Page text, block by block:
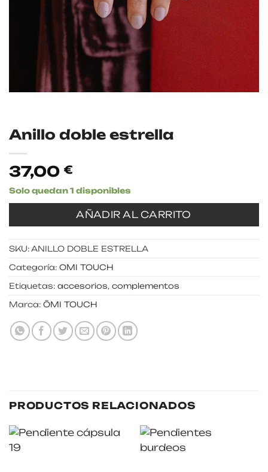
Anillo doble estrella
37,00 €
Solo quedan 1 disponibles
AÑADIR AL CARRITO
SKU:ANILLO DOBLE ESTRELLA
Categoría: OMI TOUCH
Etiquetas: accesorios, complementos
Marca: ŌMI TOUCH
PRODUCTOS RELACIONADOS